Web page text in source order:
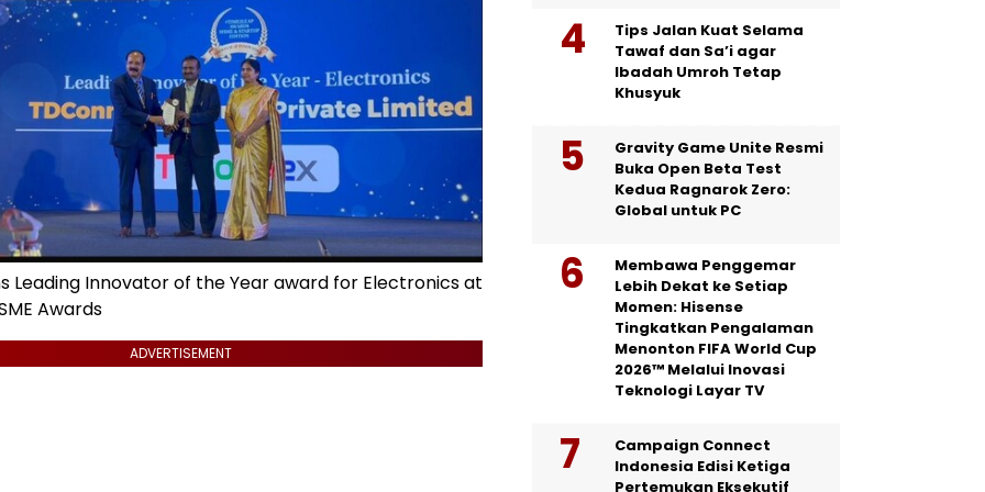
Leading Innovator of the Year award for Electronics at
Awards
ADVERTISEMENT
Tips Jalan Kuat Selama
Tawaf dan Sa’i agar
Ibadah Umroh Tetap
Khusyuk
Gravity Game Unite Resmi
Buka Open Beta Test
Kedua Ragnarok Zero:
Global untuk PC
Membawa Penggemar
Lebih Dekat ke Setiap
Momen: Hisense
Tingkatkan Pengalaman
Menonton FIFA World Cup
2026™ Melalui Inovasi
Teknologi Layar TV
Campaign Connect
Indonesia Edisi Ketiga
Pertemukan Eksekutif